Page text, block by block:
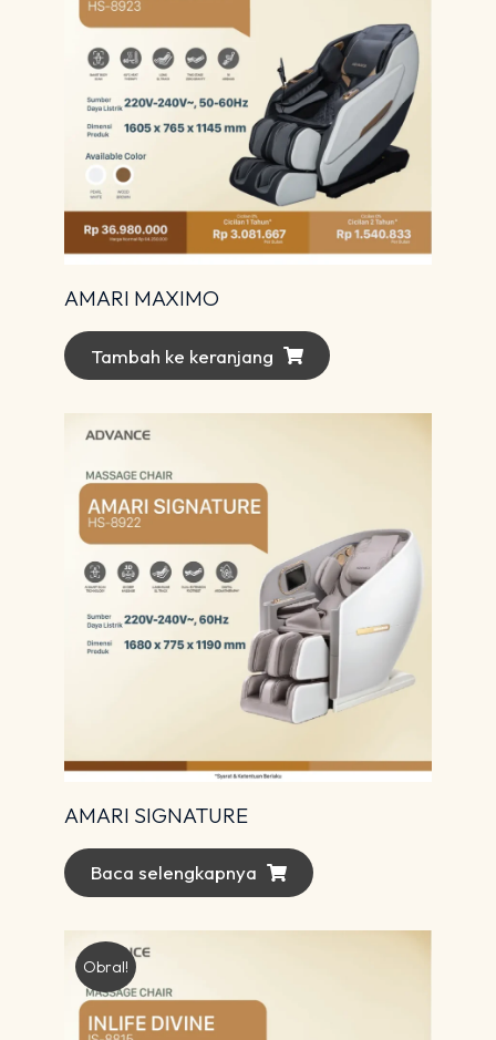
AMARI MAXIMO
Tambah ke keranjang
AMARI SIGNATURE
Baca selengkapnya
Obral!